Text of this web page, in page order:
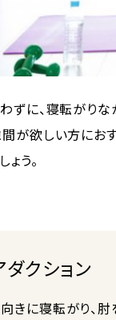
ずに、寝転がりな
が欲しい方にお
う。
クション
きに寝転がり、肘